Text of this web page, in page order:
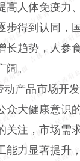
高人体免疫力
步得到认同，
长趋势，人参
。
产品市场开发
众大健康意识
关注，市场需
能力显著提升